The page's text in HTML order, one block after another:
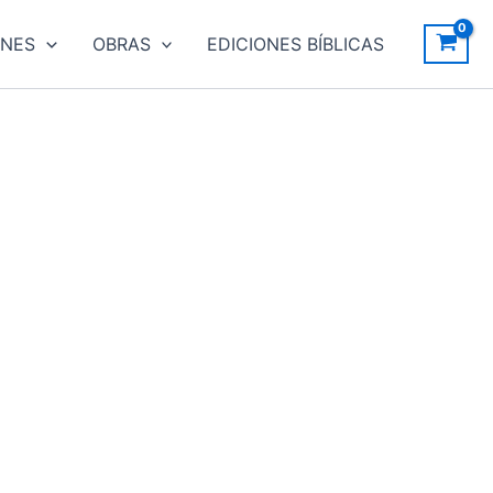
OBRAS EDICIONES BÍBLICAS